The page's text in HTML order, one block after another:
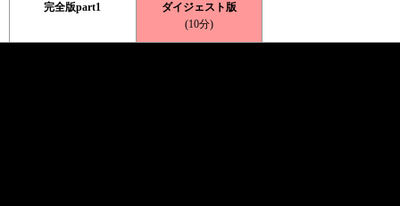
完全版part1
ダイジェスト版
(10分)